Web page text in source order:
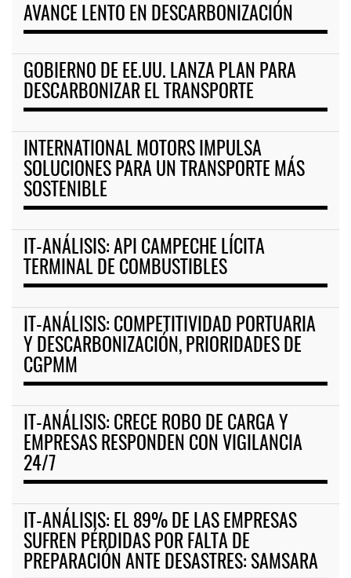
AVANCE LENTO EN DESCARBONIZACIÓN
GOBIERNO DE EE.UU. LANZA PLAN PARA
DESCARBONIZAR EL TRANSPORTE
INTERNATIONAL MOTORS IMPULSA
SOLUCIONES PARA UN TRANSPORTE MÁS
SOSTENIBLE
IT-ANÁLISIS: API CAMPECHE LÍCITA
TERMINAL DE COMBUSTIBLES
IT-ANÁLISIS: COMPETITIVIDAD PORTUARIA
Y DESCARBONIZACIÓN, PRIORIDADES DE
CGPMM
IT-ANÁLISIS: CRECE ROBO DE CARGA Y
EMPRESAS RESPONDEN CON VIGILANCIA
24/7
IT-ANÁLISIS: EL 89% DE LAS EMPRESAS
SUFREN PÉRDIDAS POR FALTA DE
PREPARACIÓN ANTE DESASTRES: SAMSARA